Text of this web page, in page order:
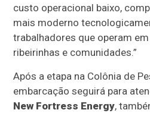
custo operacional baixo,
mais moderno
trabalhadores que operam
ribeirinhas e comunidades.”
Após a etapa na Colônia de
embarcação seguirá para
New Fortress Energy,